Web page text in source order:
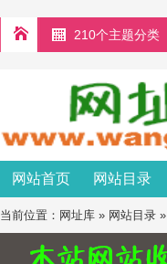
210个主题分类
网站首页 网站目录
当前位置： 网址库 » 网站目录 »